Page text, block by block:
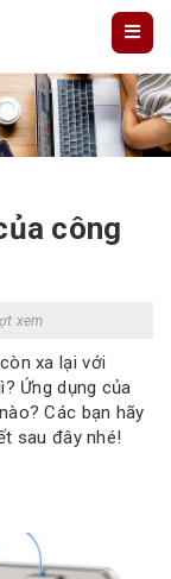
công
xem
xa lại với
Ứng dụng của
Các bạn hãy
sau đây nhé!